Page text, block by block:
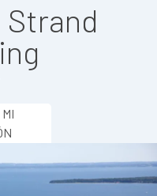
Strand